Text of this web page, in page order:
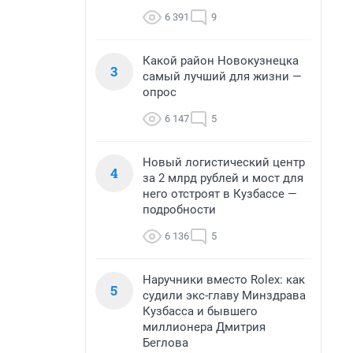
6 391 9
3
Какой район Новокузнецка
самый лучший для жизни —
опрос
6 147 5
4
Новый логистический центр
за 2 млрд рублей и мост для
него отстроят в Кузбассе —
подробности
6 136 5
5
Наручники вместо Rolex: как
судили экс-главу Минздрава
Кузбасса и бывшего
миллионера Дмитрия
Беглова